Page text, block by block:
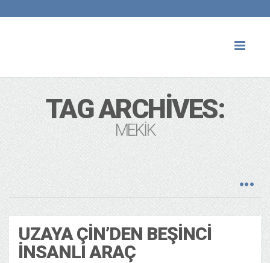
TAG ARCHIVES:
MEKIK
UZAYA ÇIN’DEN BEŞINCI
İNSANLI ARAÇ